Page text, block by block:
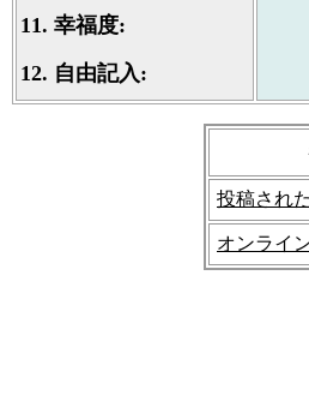
11. 幸福度:
12. 自由記入:
投稿され
オンライ